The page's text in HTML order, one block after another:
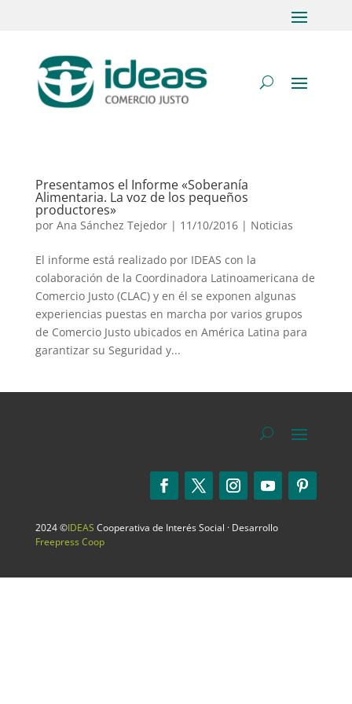
Presentamos el Informe «Soberanía
Alimentaria. La voz de los pequeños
productores»
por Ana Sánchez Tejedor| 11/10/2016 | Noticias
El informe está realizado por IDEAS con la
colaboración de la Coordinadora Latinoamericana de
Comercio Justo (CLAC) y en él se exponen algunas
experiencias puestas en marcha por varios grupos
de Comercio Justo ubicados en América Latina para
garantizar su Seguridad y...
2024 ©IDEAS Cooperativa de Interés Social · Desarrollo
Freepress Coop